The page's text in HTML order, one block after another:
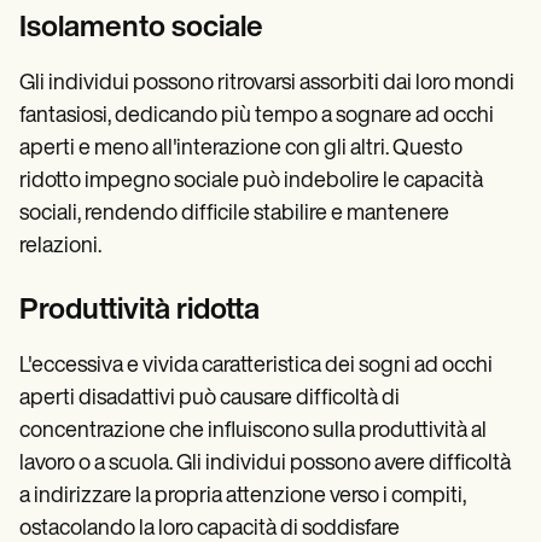
Isolamento sociale
Gli individui possono ritrovarsi assorbiti dai loro mondi
fantasiosi, dedicando più tempo a sognare ad occhi
aperti e meno all'interazione con gli altri. Questo
ridotto impegno sociale può indebolire le capacità
sociali, rendendo difficile stabilire e mantenere
relazioni.
Produttività ridotta
L'eccessiva e vivida caratteristica dei sogni ad occhi
aperti disadattivi può causare difficoltà di
concentrazione che influiscono sulla produttività al
lavoro o a scuola. Gli individui possono avere difficoltà
a indirizzare la propria attenzione verso i compiti,
ostacolando la loro capacità di soddisfare